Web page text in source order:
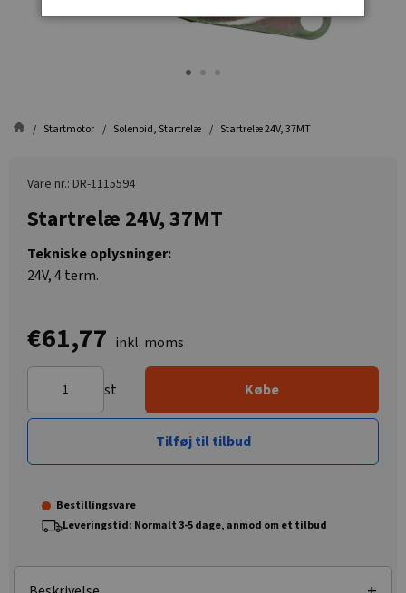
Startmotor Solenoid, Startrelæ Startrelæ 24V, 37MT
Vare nr.: DR-1115594
Startrelæ 24V, 37MT
Tekniske oplysninger:
24V, 4 term.
€61,77 inkl. moms
st Købe
Tilføj til tilbud
Bestillingsvare
Leveringstid: Normalt 3-5 dage, anmod om et tilbud